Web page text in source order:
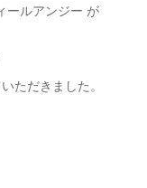
ールアンジー が
ただきました。